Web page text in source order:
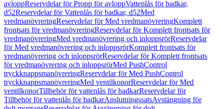
avloppReservdelar för Propp för avloppVattenlås för badkar,
d52Reservdelar för Vattenlås för badkar, d52Med
vredmanövreringReservdelar för Med vredmanövreringKomplett
frontsats för vredmanövreringReservdelar för Komplett frontsats för
vredmanövreringMed vredmanövrering och inloppsrörReservdelar
för Med vredmanövrering och inloppsrörKomplett frontsats för
vredmanövrering och inloppsrörReservdelar för Komplett frontsats
för vredmanövrering och inloppsrörMed PushControl
tryckknappsmanövreringReservdelar för Med PushControl
tryckknappsmanövreringMed ventilkonorReservdelar för Med
ventilkonorTillbehör för vattenlås för badkarReservdelar för
Tillbehör för vattenlås för badkarAnslutningssatsAvstängning för